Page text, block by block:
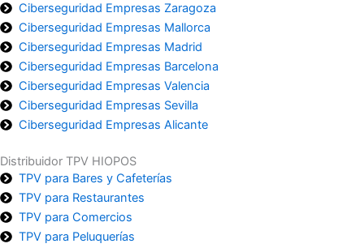
Ciberseguridad Empresas Zaragoza
Ciberseguridad Empresas Mallorca
Ciberseguridad Empresas Madrid
Ciberseguridad Empresas Barcelona
Ciberseguridad Empresas Valencia
Ciberseguridad Empresas Sevilla
Ciberseguridad Empresas Alicante
Distribuidor TPV HIOPOS
TPV para Bares y Cafeterías
TPV para Restaurantes
TPV para Comercios
TPV para Peluquerías